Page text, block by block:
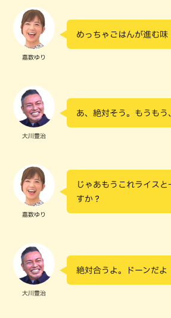
嘉数ゆり
めっちゃごはんが進む味
大川豊治
あ、絶対そう。もうもう
嘉数ゆり
じゃあもうこれライス
すか？
大川豊治
絶対合うよ。ドーンだよ